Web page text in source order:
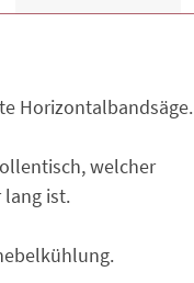
Horizontalband­säge.
welcher
lang ist.